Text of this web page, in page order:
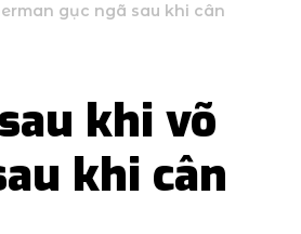
gục ngã sau khi cân
khi võ
khi cân